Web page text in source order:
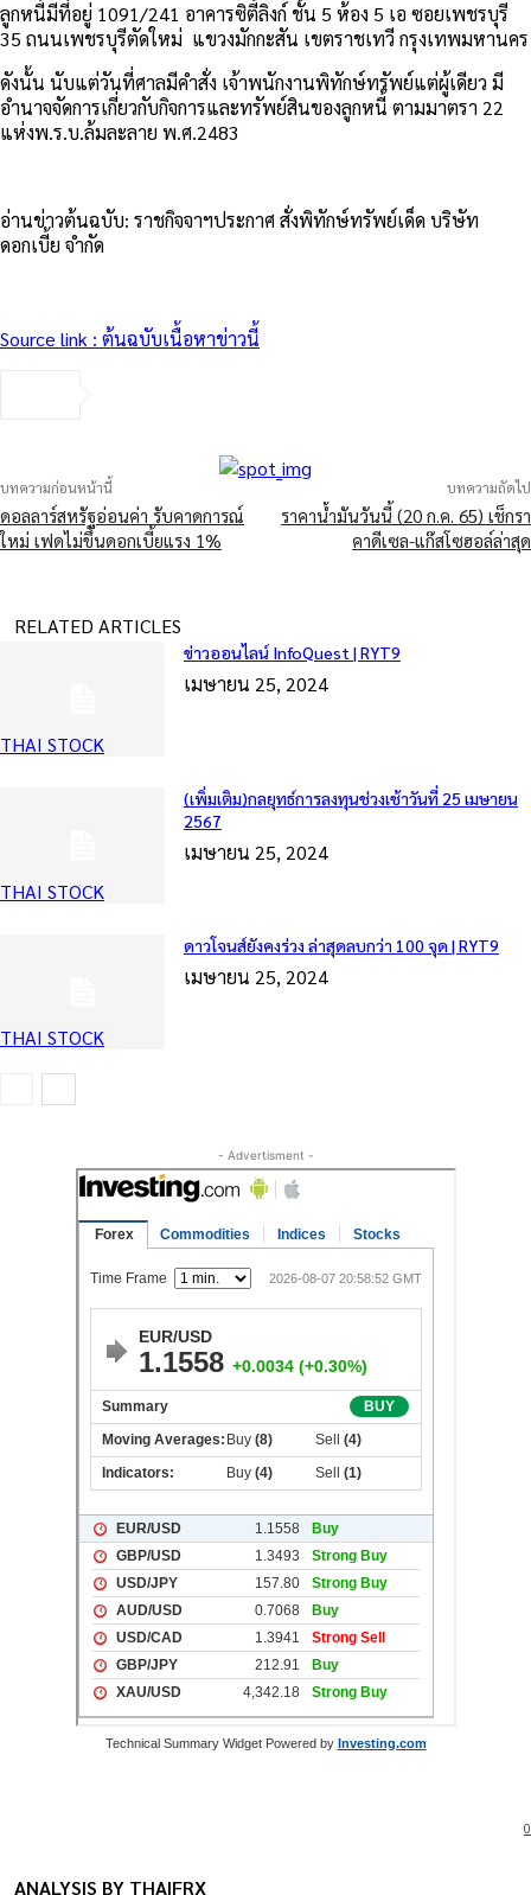
ลูกหนี้มีที่อยู่ 1091/241 อาคารซิตี้ลิงก์ ชั้น 5 ห้อง 5 เอ ซอยเพชรบุรี
35 ถนนเพชรบุรีตัดใหม่ แขวงมักกะสัน เขตราชเทวี กรุงเทพมหานคร
ดังนั้น นับแต่วันที่ศาลมีคำสั่ง เจ้าพนักงานพิทักษ์ทรัพย์แต่ผู้เดียว มี
อำนาจจัดการเกี่ยวกับกิจการและทรัพย์สินของลูกหนี้ ตามมาตรา 22
แห่งพ.ร.บ.ล้มละลาย พ.ศ.2483
อ่านข่าวต้นฉบับ: ราชกิจจาฯประกาศ สั่งพิทักษ์ทรัพย์เด็ด บริษัท
ดอกเบี้ย จำกัด
Source link : ต้นฉบับเนื้อหาข่าวนี้
บทความก่อนหน้านี้
ดอลลาร์สหรัฐอ่อนค่า รับคาดการณ์
ใหม่ เฟดไม่ขึ้นดอกเบี้ยแรง 1%
บทความถัดไป
ราคาน้ำมันวันนี้ (20 ก.ค. 65) เช็กรา
คาดีเซล-แก๊สโซฮอล์ล่าสุด
RELATED ARTICLES
THAI STOCK
ข่าวออนไลน์ InfoQuest | RYT9
เมษายน 25, 2024
THAI STOCK
(เพิ่มเติม)กลยุทธ์การลงทุนช่วงเช้าวันที่ 25 เมษายน
2567
เมษายน 25, 2024
THAI STOCK
ดาวโจนส์ยังคงร่วง ล่าสุดลบกว่า 100 จุด | RYT9
เมษายน 25, 2024
- Advertisment -
Technical Summary Widget Powered by Investing.com
0
ANALYSIS BY THAIFRX